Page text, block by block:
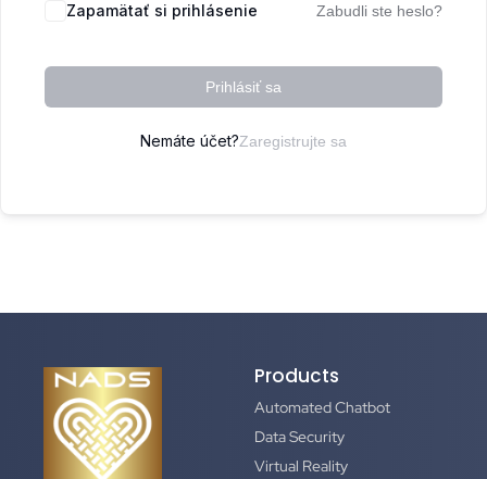
Zapamätať si prihlásenie Zabudli ste heslo?
Prihlásiť sa
Nemáte účet?Zaregistrujte sa
Products
Automated Chatbot
Data Security
Virtual Reality